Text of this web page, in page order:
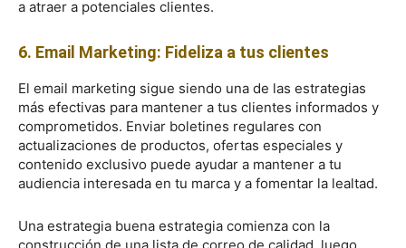
a atraer a potenciales clientes.
6. Email Marketing: Fideliza a tus clientes
El email marketing sigue siendo una de las estrategias
más efectivas para mantener a tus clientes informados y
comprometidos. Enviar boletines regulares con
actualizaciones de productos, ofertas especiales y
contenido exclusivo puede ayudar a mantener a tu
audiencia interesada en tu marca y a fomentar la lealtad.
Una estrategia buena estrategia comienza con la